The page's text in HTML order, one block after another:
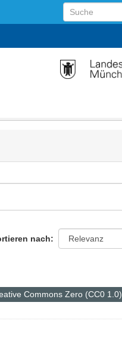
nach
Commons Zero (CC0 1.0)